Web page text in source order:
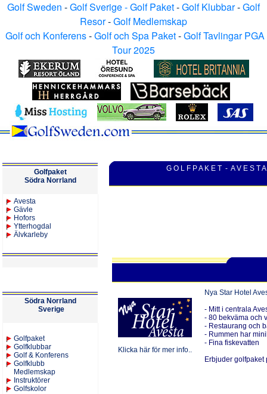
Golf Sweden -Golf Sverige - Golf Paket-Golf Klubbar-Golf
Resor-Golf Medlemskap
Golf och Konferens-Golf och Spa Paket-Golf Tavlingar PGA
Tour 2025
Golfpaket
Södra Norrland
Avesta
Gävle
Hofors
Ytterhogdal
Älvkarleby
Södra Norrland
Sverige
Golfpaket
Golfklubbar
Golf & Konferens
Golfklubb
Medlemskap
Instruktörer
Golfskolor
G O L F P A K E T - A V E S T A
Klicka här för mer info..
Nya Star Hotel
- Mitt i centrala
- 80 bekväma och
- Restaurang och
- Rummen har
- Fina fiskevatten
Erbjuder golfpaket